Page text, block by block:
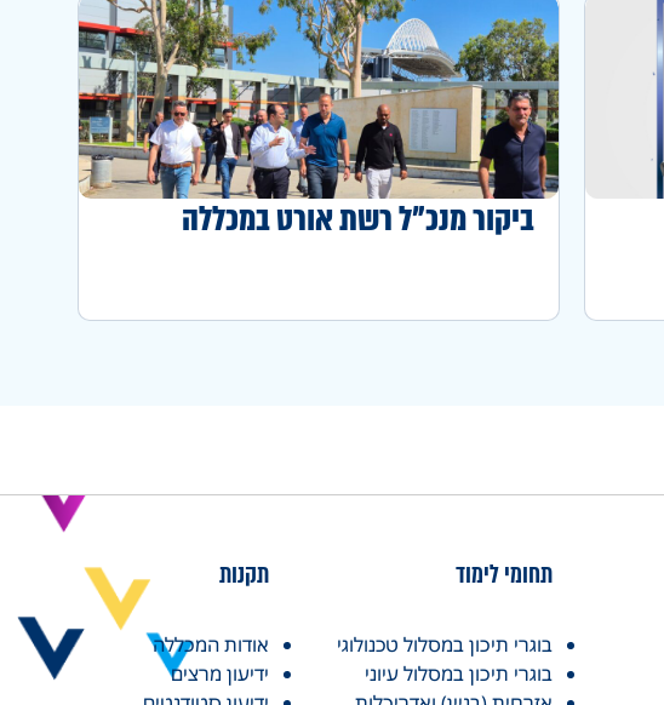
ביקור מנכ"ל רשת אורט במכללה
תחומי לימוד
בוגרי תיכון במסלול טכנולוגי
בוגרי תיכון במסלול עיוני
תקנות
אודות המכללה
ידיעון מרצים